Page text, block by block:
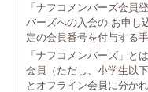
「ナフコメンバーズ会員
バーズへの入会の お申し
定の会員番号を付与する
「ナフコメンバーズ」と
会員（ただし、小学生以
とオフライン会員に分かれ